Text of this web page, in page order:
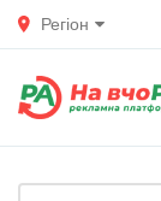
Регіон